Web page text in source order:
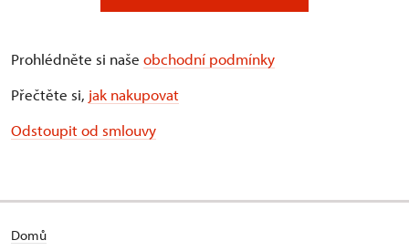
Prohlédněte si naše obchodní podmínky
Přečtěte si, jak nakupovat
Odstoupit od smlouvy
Domů